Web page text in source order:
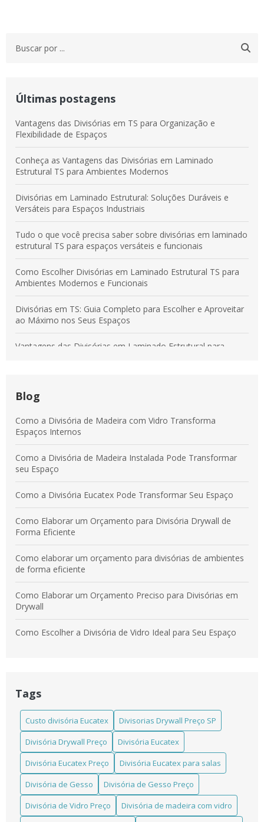
Últimas postagens
Vantagens das Divisórias em TS para Organização e
Flexibilidade de Espaços
Conheça as Vantagens das Divisórias em Laminado
Estrutural TS para Ambientes Modernos
Divisórias em Laminado Estrutural: Soluções Duráveis e
Versáteis para Espaços Industriais
Tudo o que você precisa saber sobre divisórias em laminado
estrutural TS para espaços versáteis e funcionais
Como Escolher Divisórias em Laminado Estrutural TS para
Ambientes Modernos e Funcionais
Divisórias em TS: Guia Completo para Escolher e Aproveitar
ao Máximo nos Seus Espaços
Vantagens das Divisórias em Laminado Estrutural para
Aumentar a Produtividade
Vantagens das Divisórias em Laminado Estrutural para
Ambientes Modernos e Práticos
Divisórias em Laminado Estrutural: Benefícios para
Ambientes Comerciais e Corporativos
Blog
Como a Divisória de Madeira com Vidro Transforma
Espaços Internos
Como a Divisória de Madeira Instalada Pode Transformar
seu Espaço
Como a Divisória Eucatex Pode Transformar Seu Espaço
Como Elaborar um Orçamento para Divisória Drywall de
Forma Eficiente
Como elaborar um orçamento para divisórias de ambientes
de forma eficiente
Como Elaborar um Orçamento Preciso para Divisórias em
Drywall
Como Escolher a Divisória de Vidro Ideal para Seu Espaço
Como escolher a Divisória Eucatex para salas que atende
Como escolher a melhor divisória de madeira instalada para
seu ambiente
Como Escolher Divisórias Comerciais Eficientes para Seu
Espaço
Como Escolher Divisórias em Laminado Estrutural TS para
Ambientes Modernos e Funcionais
Tags
Custo divisória Eucatex
Divisorias Drywall Preço SP
Divisória Drywall Preço
Divisória Eucatex
Divisória Eucatex Preço
Divisória Eucatex para salas
Divisória de Gesso
Divisória de Gesso Preço
Divisória de Vidro Preço
Divisória de madeira com vidro